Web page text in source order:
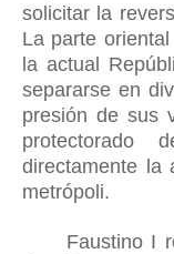
solicitar la
La parte
la actual
separarse en
presión de sus
protectorado
directamente la
metrópoli.
Faustino I